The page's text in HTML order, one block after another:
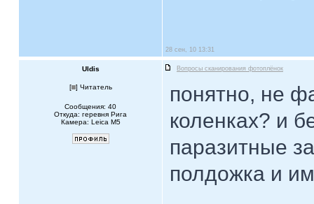
28 сен, 10 13:31
Uldis Вопросы сканирования фотоплёнок
[ ] Читатель
Сообщения: 40
Откуда: геревня Рига
Камера: Leica M5
понятно, не
коленках? и
паразитные
полдожка и